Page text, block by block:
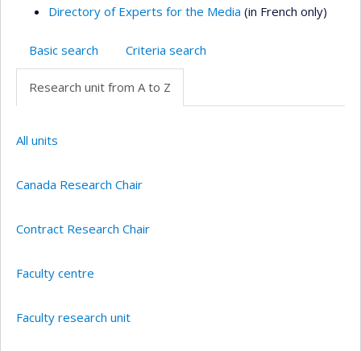
Directory of Experts for the Media (in French only)
Basic search Criteria search
Research unit from A to Z
All units
Canada Research Chair
Contract Research Chair
Faculty centre
Faculty research unit